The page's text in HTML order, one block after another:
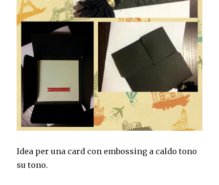
Idea per una card con embossing a caldo tono
su tono.